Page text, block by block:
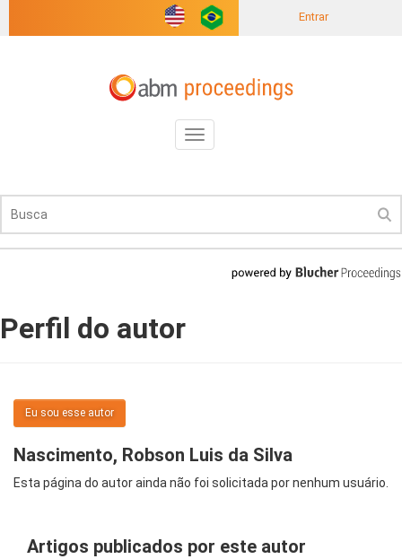
Entrar
Toggle
navigation
Perfil do autor
Eu sou esse autor
Nascimento, Robson Luis da Silva
Esta página do autor ainda não foi solicitada por nenhum usuário.
Artigos publicados por este autor